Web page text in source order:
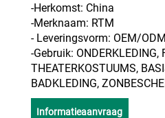
-Herkomst: China
-Merknaam: RTM
- Leveringsvorm: OEM/
-Gebruik: ONDERKLEDING,
THEATERKOSTUUMS,
BADKLEDING,
Informatieaanvraag